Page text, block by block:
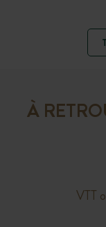
À
VTT